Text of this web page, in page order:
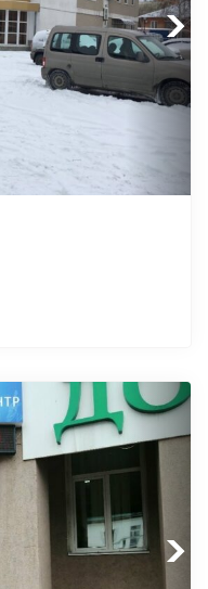
Next
Next